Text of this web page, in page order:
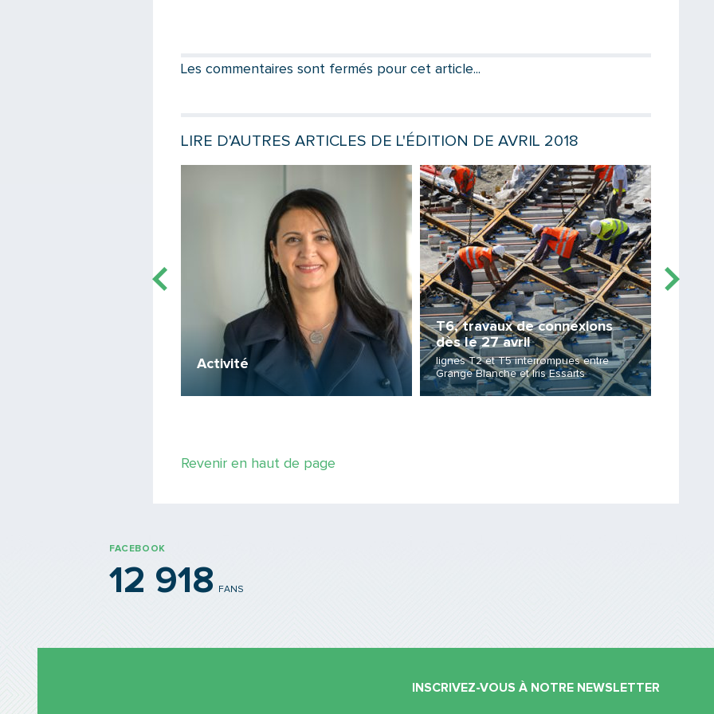
Votre email
Message
Les commentaires sont fermés pour cet article...
LIRE D'AUTRES ARTICLES DE L'ÉDITION DE AVRIL 2018
Lire la suite
Activité
T6, travaux de connexions
dès le 27 avril
lignes T2 et T5 interrompues entre
Grange Blanche et Iris Essarts
Revenir en haut de page
FACEBOOK
12 918 FANS
INSCRIVEZ-VOUS À NOTRE NEWSLETTER